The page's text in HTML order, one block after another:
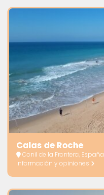
Calas de Roche
Conil de la Frontera, España
Información y opiniones